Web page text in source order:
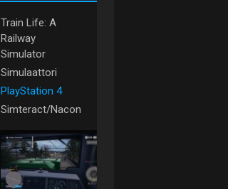
Train Life: A
Railway
Simulator
Simulaattori
PlayStation 4
Simteract/Nacon